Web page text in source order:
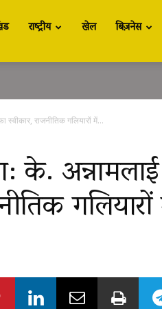
राष्ट्रीय खेल बिज़नेस
राजनीतिक गलियारों में...
के.